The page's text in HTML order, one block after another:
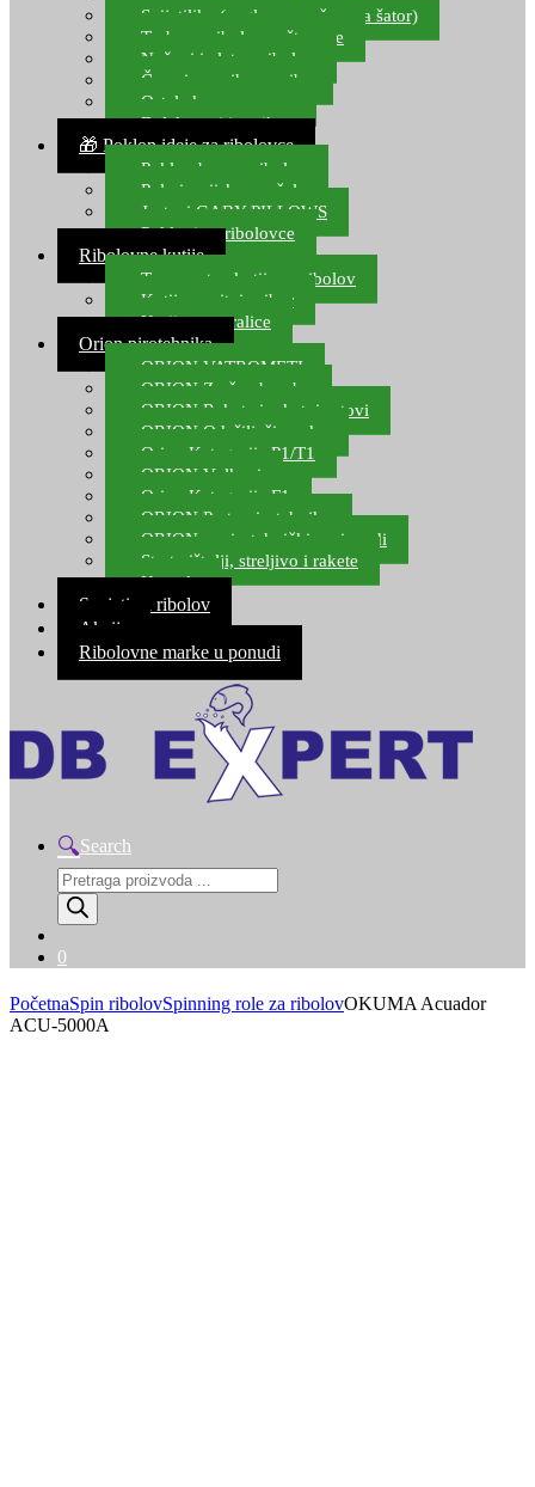
Svijetiljke (naglavne, ručne, za šator)
Torbe za ribolovne štapove
Noževi i alat za ribolov
Čamci za prihranu ribe
Ostala kamp oprema
Dalekozori i optika
🎁 Poklon ideje za ribolovce
Poklon bon za ribolov
Polarizacijske naočale
Jastuci GABY PILLOWS
Pokloni za ribolovce
Ribolovne kutije
Transportne kutije za ribolov
Kutije za sitni pribor
Kutije za varalice
Orion pirotehnika
ORION VATROMETI
ORION Zračne bombe
ORION Rakete i raketni setovi
ORION Odašiljači zvuka
Orion Kategorija P1/T1
ORION Vulkani
Orion Kategorija F1
ORION Party pirotehnika
ORION nepirotehnički proizvodi
Start pištolji, streljivo i rakete
Kontakt
Savjeti za ribolov
Akcija
Ribolovne marke u ponudi
Search
Products
search
0
PočetnaSpin ribolovSpinning role za ribolovOKUMA Acuador
ACU-5000A